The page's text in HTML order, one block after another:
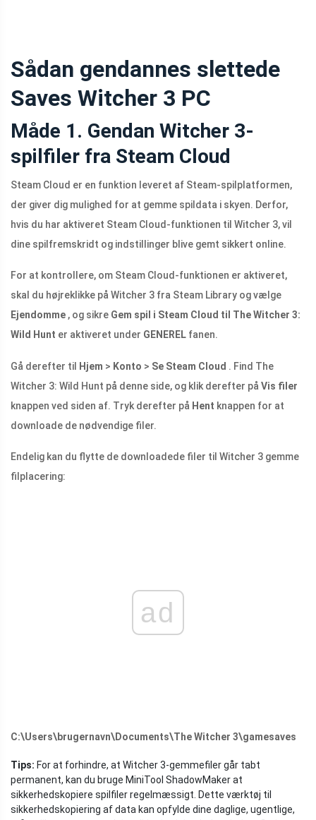
Sådan gendannes slettede
Saves Witcher 3 PC
Måde 1. Gendan Witcher 3-
spilfiler fra Steam Cloud
Steam Cloud er en funktion leveret af Steam-spilplatformen,
der giver dig mulighed for at gemme spildata i skyen. Derfor,
hvis du har aktiveret Steam Cloud-funktionen til Witcher 3, vil
dine spilfremskridt og indstillinger blive gemt sikkert online.
For at kontrollere, om Steam Cloud-funktionen er aktiveret,
skal du højreklikke på Witcher 3 fra Steam Library og vælge
Ejendomme , og sikre Gem spil i Steam Cloud til The Witcher 3:
Wild Hunt er aktiveret under GENEREL fanen.
Gå derefter til Hjem > Konto > Se Steam Cloud . Find The
Witcher 3: Wild Hunt på denne side, og klik derefter på Vis filer
knappen ved siden af. Tryk derefter på Hent knappen for at
downloade de nødvendige filer.
Endelig kan du flytte de downloadede filer til Witcher 3 gemme
filplacering:
ad
C:\Users\brugernavn\Documents\The Witcher 3\gamesaves
Tips: For at forhindre, at Witcher 3-gemmefiler går tabt
permanent, kan du bruge MiniTool ShadowMaker at
sikkerhedskopiere spilfiler regelmæssigt. Dette værktøj til
sikkerhedskopiering af data kan opfylde dine daglige, ugentlige,